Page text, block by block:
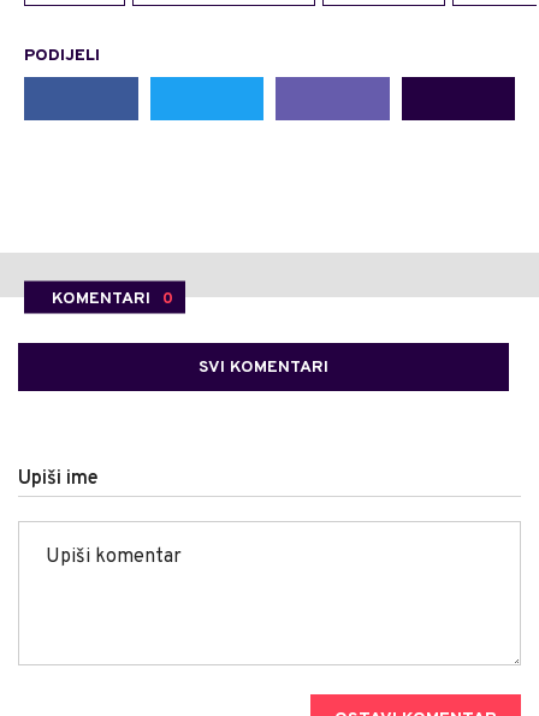
PODIJELI
KOMENTARI 0
SVI KOMENTARI
Upiši ime